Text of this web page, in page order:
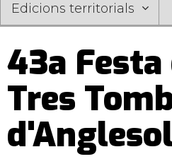
Edicions territorials
43a
Tres